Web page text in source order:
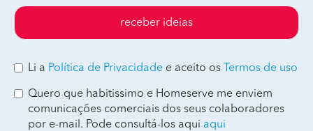
receber ideias
Li a Política de Privacidade e aceito os Termos de uso
Quero que habitissimo e Homeserve me enviem
comunicações comerciais dos seus colaboradores
por e-mail. Pode consultá-los aqui aqui